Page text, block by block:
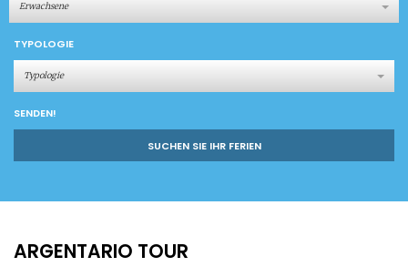
Erwachsene
TYPOLOGIE
Typologie
SENDEN!
SUCHEN SIE IHR FERIEN
ARGENTARIO TOUR